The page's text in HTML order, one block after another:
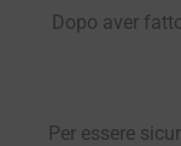
Dopo aver
Per essere